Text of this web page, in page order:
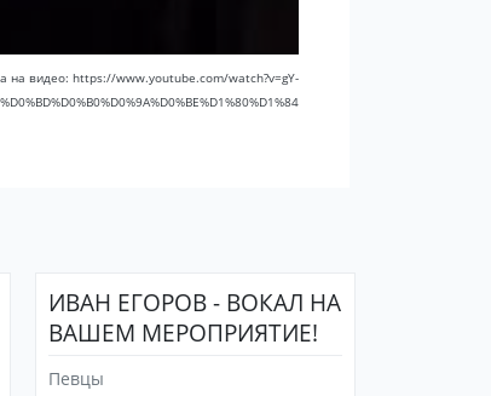
на видео: https://www.youtube.com/watch?v=gY-
ИВАН ЕГОРОВ - ВОКАЛ НА
ВАШЕМ МЕРОПРИЯТИЕ!
Певцы